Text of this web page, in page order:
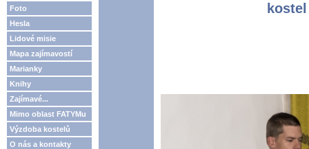
Foto
Hesla
Lidové misie
Mapa zajímavostí
Marianky
Knihy
Zajímavé...
Mimo oblast FATYMu
Výzdoba kostelů
O nás a kontakty